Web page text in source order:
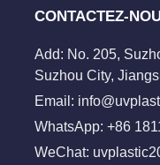
CONTACTEZ-
Add: No. 205,
Suzhou City,
Email:
WhatsApp: +86
WeChat: